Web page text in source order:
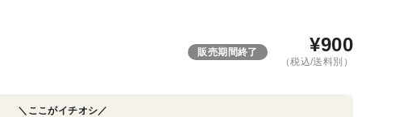
販売期間終了 ¥900
（税込/送料別）
＼ここがイチオシ／